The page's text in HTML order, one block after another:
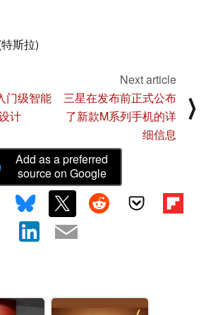
斯拉)
门级智能
计
Next article
三星在发布前正式公布
了新款M系列手机的详
细信息
⟩
Add as a preferred
source on Google